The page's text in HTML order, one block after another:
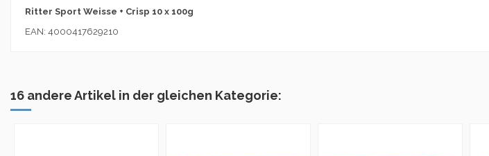
Ritter Sport Weisse + Crisp 10 x 100g
EAN: 4000417629210
16 andere Artikel in der gleichen Kategorie: